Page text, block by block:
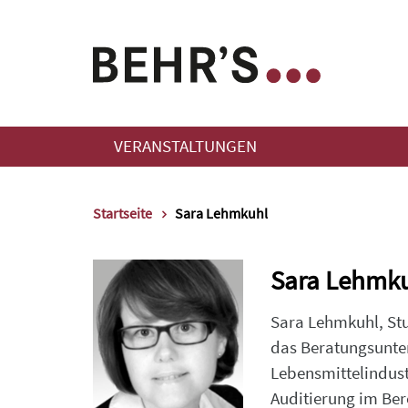
VERANSTALTUNGEN
Startseite Sara Lehmkuhl
Sara
Sara Lehmkuhl,
das
Auditierung im